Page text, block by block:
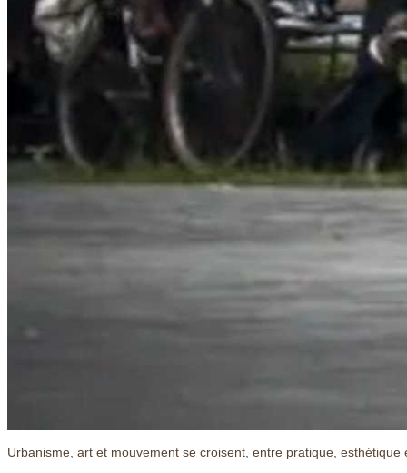
Urbanisme, art et mouvement se croisent, entre pratique,